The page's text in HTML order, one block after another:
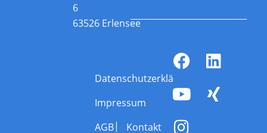
6
63526 Erlensee
Datenschutzerklärung
Impressum
AGB
Kontakt